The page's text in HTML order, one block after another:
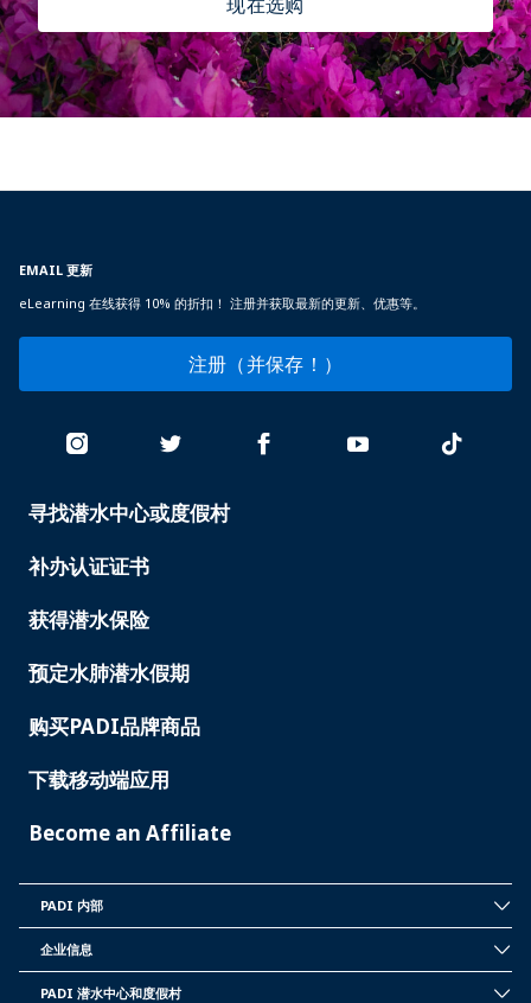
EMAIL 更新
eLearning 在线获得 10% 的折扣！ 注册并获取最新的更新、优惠等。
注册（并保存！）
PADI
寻找潜水中心或度假村
补办认证证书
获得潜水保险
预定水肺潜水假期
购买PADI品牌商品
下载移动端应用
Become an Affiliate
PADI
PADI 内部
INFORMATION
企业信息
PADI 潜水中心和度假村